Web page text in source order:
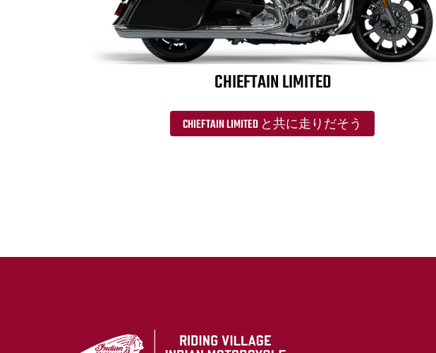
CHIEFTAIN LIMITED
CHIEFTAIN LIMITED と共に走りだそう